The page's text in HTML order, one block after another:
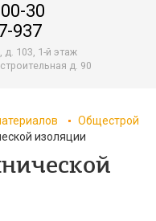
30
937
д. 103, 1-й этаж
д. 90
Общестрой
изоляции